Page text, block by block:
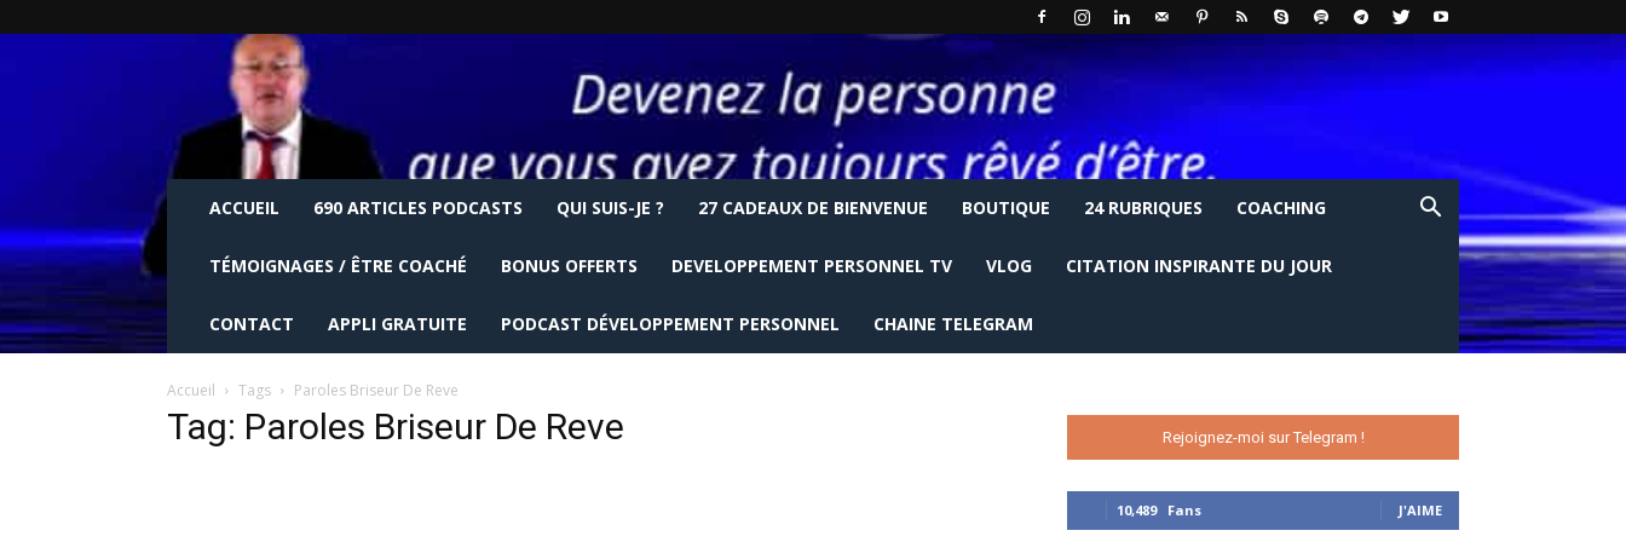
ACCUEIL 690 ARTICLES PODCASTS QUI SUIS-JE ? 27 CADEAUX DE BIENVENUE BOUTIQUE 24 RUBRIQUES COACHING
TÉMOIGNAGES / ÊTRE COACHÉ BONUS OFFERTS DEVELOPPEMENT PERSONNEL TV VLOG CITATION INSPIRANTE DU JOUR
CONTACT APPLI GRATUITE PODCAST DÉVELOPPEMENT PERSONNEL CHAINE TELEGRAM
Accueil Tags Paroles Briseur De Reve
Tag: Paroles Briseur De Reve Rejoignez-moi sur Telegram !
10,489 Fans J'AIME